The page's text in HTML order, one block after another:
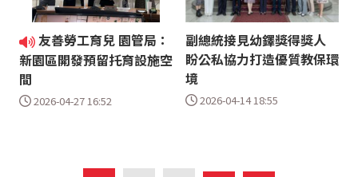
友善勞工育兒 園管局：
新園區開發預留托育設施空
間
2026-04-27 16:52
副總統接見幼鐸獎得獎人
盼公私協力打造優質教保環
境
2026-04-14 18:55